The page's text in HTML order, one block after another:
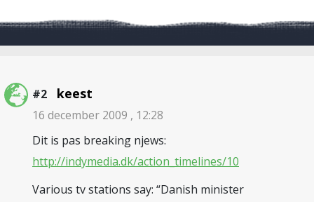
#2 keest
16 december 2009 , 12:28
Dit is pas breaking njews:
http://indymedia.dk/action_timelines/10
Various tv stations say: “Danish minister